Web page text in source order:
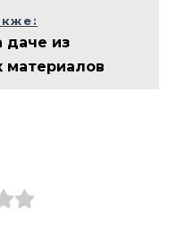
даче из
материалов